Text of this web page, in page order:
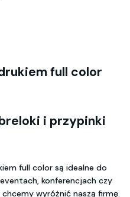
full color
i przypinki
full color są idealne do
konferencjach czy
wyróżnić naszą firmę.